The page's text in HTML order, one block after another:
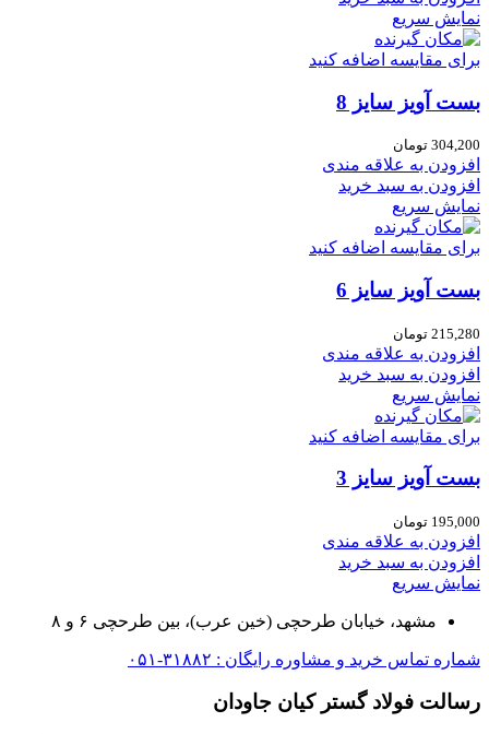
نمایش سریع
برای مقایسه اضافه کنید
بست آویز سایز 8
304,200 تومان
افزودن به علاقه مندی
افزودن به سبد خرید
نمایش سریع
برای مقایسه اضافه کنید
بست آویز سایز 6
215,280 تومان
افزودن به علاقه مندی
افزودن به سبد خرید
نمایش سریع
برای مقایسه اضافه کنید
بست آویز سایز 3
195,000 تومان
افزودن به علاقه مندی
افزودن به سبد خرید
نمایش سریع
مشهد، خیابان طرحچی (خین عرب)، بین طرحچی ۶ و ۸
شماره تماس خرید و مشاوره رایگان : ۳۱۸۸۲-۰۵۱
رسالت فولاد گستر کیان جاودان